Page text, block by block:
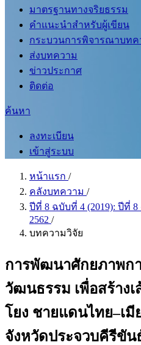
มาตรฐานทางจริยธรรม
คำแนะนำสำหรับผู้เขียน
กระบวนการพิจารณาบทค
ส่งบทความ
ข่าวประกาศ
ติดต่อ
ค้นหา
ลงทะเบียน
เข้าสู่ระบบ
หน้าแรก /
คลังบทความ /
ปีที่ 8 ฉบับที่ 4 (2019): ปีที่
2562 /
บทความวิจัย
การพัฒนาศักยภาพกา
วัฒนธรรม เพื่อสร้างเ
โยง ชายแดนไทย–เ
จังหวัดประจวบคีรีขั